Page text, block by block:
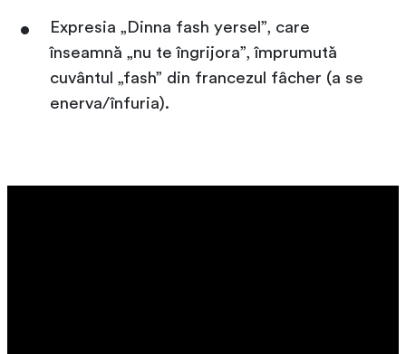
Expresia „Dinna fash yersel”, care
înseamnă „nu te îngrijora”, împrumută
cuvântul „fash” din francezul fâcher (a se
enerva/înfuria).